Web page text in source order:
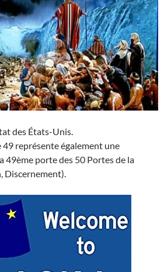
des États-Unis.
49 représente également une
49ème porte des 50 Portes de la
Discernement).